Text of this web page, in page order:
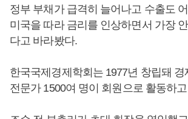
정부 부채가 급격히 늘어나고 수출도
미국을 따라 금리를 인상하면서 가장
다고 바라봤다.
한국국제경제학회는 1977년 창립돼
전문가 1500여 명이 회원으로 활동하